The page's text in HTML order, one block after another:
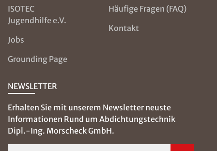
ISOTEC
Jugendhilfe e.V.
Jobs
Grounding Page
Häufige Fragen (FAQ)
Kontakt
NEWSLETTER
Erhalten Sie mit unserem Newsletter neuste
Informationen Rund um Abdichtungstechnik
Dipl.-Ing. Morscheck GmbH.